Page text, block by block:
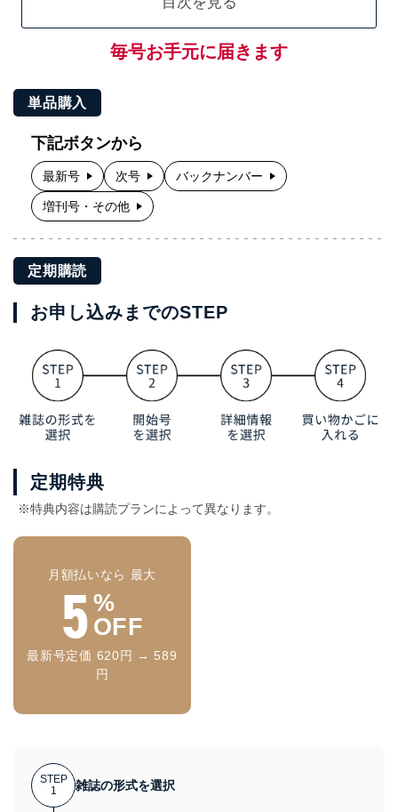
毎号お手元に届きます
単品購入
下記ボタンから
最新号 次号 バックナンバー
増刊号・その他
定期購読
お申し込みまでのSTEP
定期特典
※特典内容は購読プランによって異なります。
月額払いなら 最大
5 %
OFF
最新号定価 620円 → 589
円
STEP
1
雑誌の形式を選択